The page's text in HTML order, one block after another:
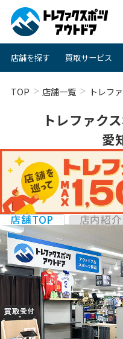
店舗を探す 買取サービス
TOP 店舗一覧 トレフ
トレファク
愛
店舗TOP 店内紹介